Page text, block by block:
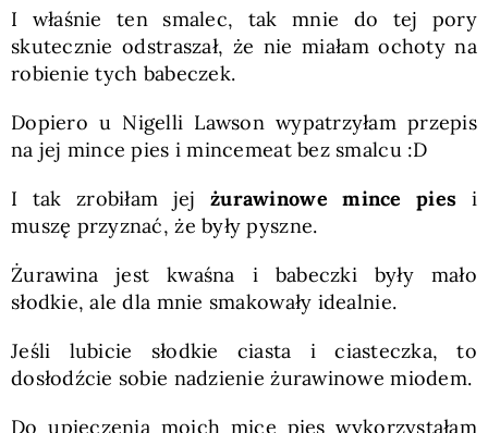
I właśnie ten smalec, tak mnie do tej pory
skutecznie odstraszał, że nie miałam ochoty na
robienie tych babeczek.
Dopiero u Nigelli Lawson wypatrzyłam przepis
na jej mince pies i mincemeat bez smalcu :D
I tak zrobiłam jejżurawinowe mince pies i
muszę przyznać, że były pyszne.
Żurawina jest kwaśna i babeczki były mało
słodkie, ale dla mnie smakowały idealnie.
Jeśli lubicie słodkie ciasta i ciasteczka, to
dosłodźcie sobie nadzienie żurawinowe miodem.
Do upieczenia moich mice pies wykorzystałam